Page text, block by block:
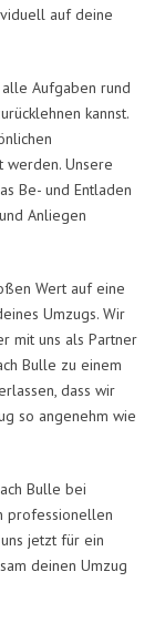
auf deine
Aufgaben rund
kannst.
werden. Unsere
Be- und Entladen
Anliegen
Wert auf eine
Umzugs. Wir
mit uns als Partner
Bulle zu einem
dass wir
so angenehm wie
Bulle bei
professionellen
jetzt für ein
deinen Umzug